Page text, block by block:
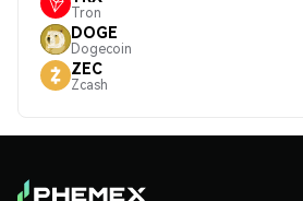
Tron
DOGE
Dogecoin
ZEC
Zcash